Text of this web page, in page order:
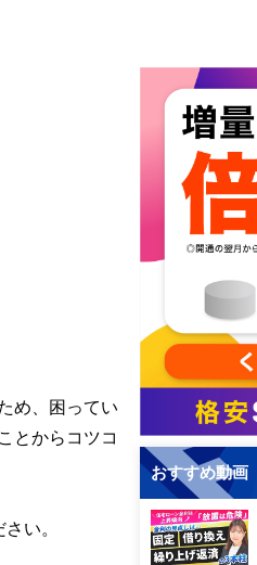
め、困ってい
とからコツコ
い。
おすすめ動画